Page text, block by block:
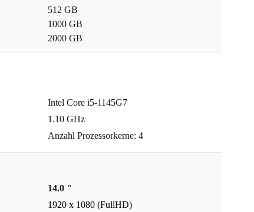
512 GB
1000 GB
2000 GB
Intel Core i5-1145G7
1.10 GHz
Anzahl Prozessorkerne: 4
14.0 "
1920 x 1080 (FullHD)